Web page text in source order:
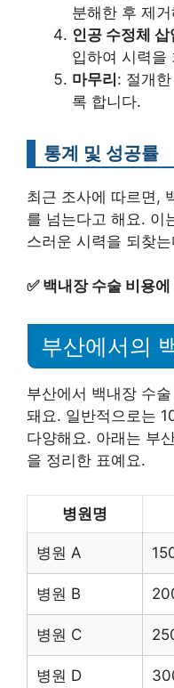
분해한 후 제
인공 수정체 삽
입하여 시력을
마무리: 절개
록 합니다.
통계 및 성공률
최근 조사에 따르면,
를 넘는다고 해요. 이
스러운 시력을 되찾
✅ 백내장 수술 비용
부산에서의
부산에서 백내장 수
돼요. 일반적으로는
다양해요. 아래는 부
을 정리한 표예요.
병원명
병원 A
병원 B
병원 C
병원 D